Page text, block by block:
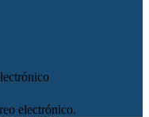
electrónico.